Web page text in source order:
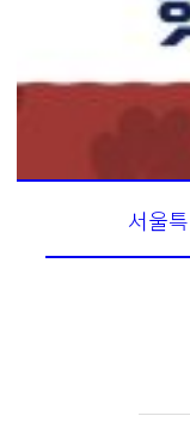
서울